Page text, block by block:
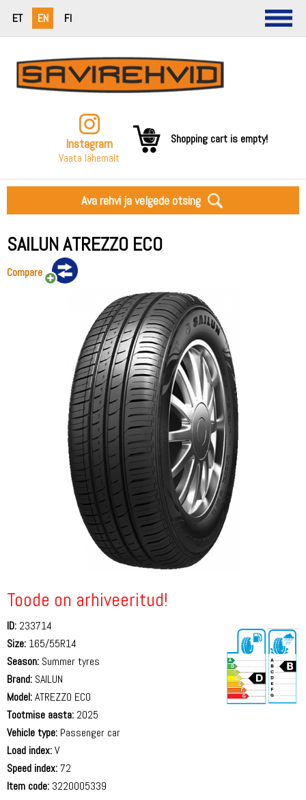
ET EN FI
Instagram
Vaata lähemalt
Shopping cart is empty!
Ava rehvi ja velgede otsing
SAILUN ATREZZO ECO
Compare
Toode on arhiveeritud!
ID: 233714
Size: 165/55R14
Season: Summer tyres
Brand: SAILUN
Model:ATREZZO ECO
Tootmise aasta: 2025
Vehicle type: Passenger car
Load index:V
Speed index: 72
Item code: 3220005339